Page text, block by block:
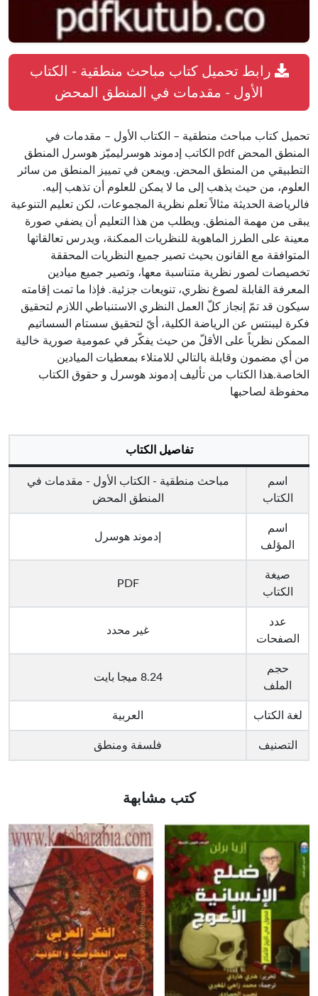
رابط تحميل كتاب مباحث منطقية - الكتاب
الأول - مقدمات في المنطق المحض
تحميل كتاب مباحث منطقية – الكتاب الأول – مقدمات في
المنطق المحض pdf الكاتب إدموند هوسرليميّز هوسرل المنطق
التطبيقي من المنطق المحض. ويمعن في تمييز المنطق من سائر
العلوم، من حيث يذهب إلى ما لا يمكن للعلوم أن تذهب إليه.
فالرياضة الحديثة مثالاً تعلم نظرية المجموعات، لكن تعليم التنوعية
يبقى من مهمة المنطق. ويطلب من هذا التعليم أن يضفي صورة
معينة على الطرز الماهوية للنظريات الممكنة، ويدرس تعالقاتها
المتوافقة مع القانون بحيث تصير جميع النظريات المحققة
تخصيصات لصور نظرية متناسبة معها، وتصير جميع ميادين
المعرفة القابلة لصوغ نظري، تنويعات جزئية. فإذا ما تمت إقامته
سيكون قد تمّ إنجاز كلّ العمل النظري الاستنباطي اللازم لتحقيق
فكرة ليبنتس عن الرياضة الكلية، أيّ لتحقيق سستام السساتيم
الممكن نظرياً على الأقلّ من حيث يفكّر في عمومية صورية خالية
من أي مضمون وقابلة بالتالي للامتلاء بمعطيات الميادين
الخاصة.هذا الكتاب من تأليف إدموند هوسرل و حقوق الكتاب
محفوظة لصاحبها
تفاصيل الكتاب
اسم
الكتاب
مباحث منطقية - الكتاب الأول - مقدمات في
المنطق المحض
اسم
المؤلف
إدموند هوسرل
صيغة
الكتاب
PDF
عدد
الصفحات
غير محدد
حجم
الملف
8.24 ميجا بايت
لغة الكتاب العربية
التصنيف فلسفة ومنطق
كتب مشابهة